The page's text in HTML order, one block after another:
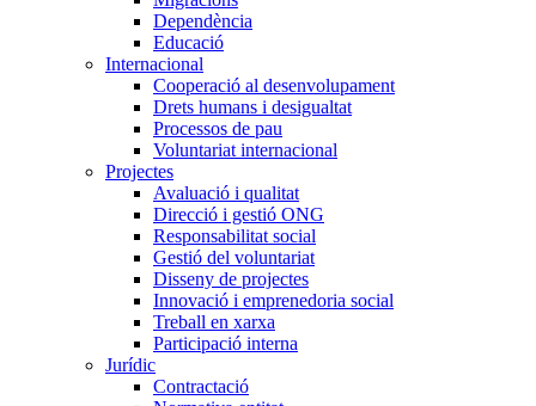
Dependència
Educació
Internacional
Cooperació al desenvolupament
Drets humans i desigualtat
Processos de pau
Voluntariat internacional
Projectes
Avaluació i qualitat
Direcció i gestió ONG
Responsabilitat social
Gestió del voluntariat
Disseny de projectes
Innovació i emprenedoria social
Treball en xarxa
Participació interna
Jurídic
Contractació